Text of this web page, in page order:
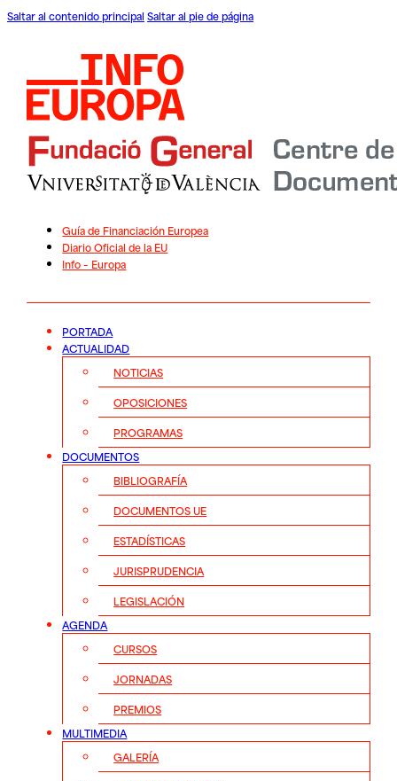
Saltar al contenido principal Saltar al pie de página
Guía de Financiación Europea
Diario Oficial de la EU
Info – Europa
PORTADA
ACTUALIDAD
NOTICIAS
OPOSICIONES
PROGRAMAS
DOCUMENTOS
BIBLIOGRAFÍA
DOCUMENTOS UE
ESTADÍSTICAS
JURISPRUDENCIA
LEGISLACIÓN
AGENDA
CURSOS
JORNADAS
PREMIOS
MULTIMEDIA
GALERÍA